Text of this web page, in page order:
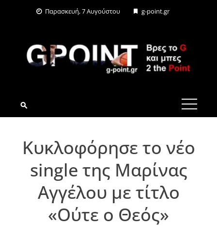
Παρασκευή, 7 Αυγούστου g-point.gr
G-POINT.GR
Κυκλοφόρησε το νέο
single της Μαρίνας
Αγγέλου με τίτλο
«Ούτε ο Θεός»